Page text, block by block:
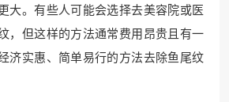
大。有些人可能会选择去美容院或医
，但这样的方法通常费用昂贵且有一
济实惠、简单易行的方法去除鱼尾纹